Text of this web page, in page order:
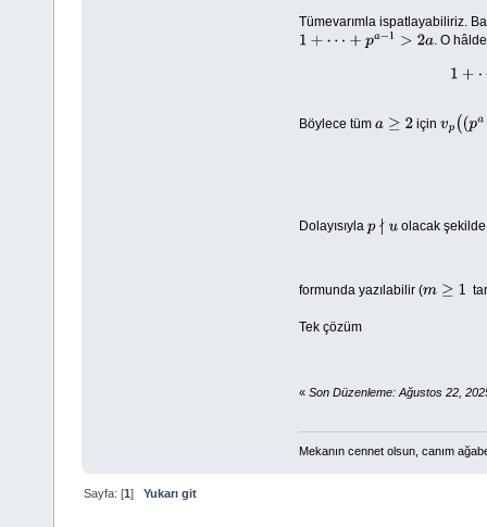
Tümevarımla ispatlayabiliriz.
1+⋯ + p a −1 >2a . O hâlde
Böylece tüm a≥2 için vp(( pa−
Dolayısıyla p∤u olacak
formunda yazılabilir (m≥ 1
Tek çözüm
« Son Düzenleme: Ağustos 22,
Mekanın cennet olsun, canım
Sayfa: [1]Yukarı git